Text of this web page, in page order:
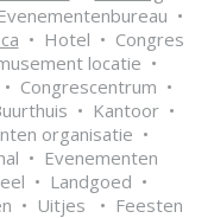
•
• Hotel • Congres
locatie •
Congrescentrum •
• Kantoor •
organisatie •
• Evenementen
• Landgoed •
• Uitjes • Feesten